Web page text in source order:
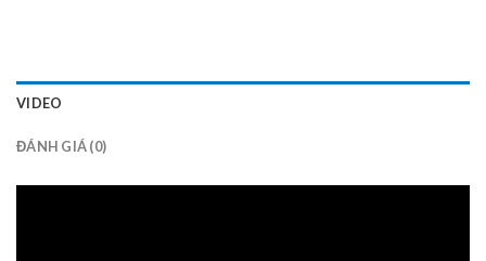
VIDEO
ĐÁNH GIÁ (0)